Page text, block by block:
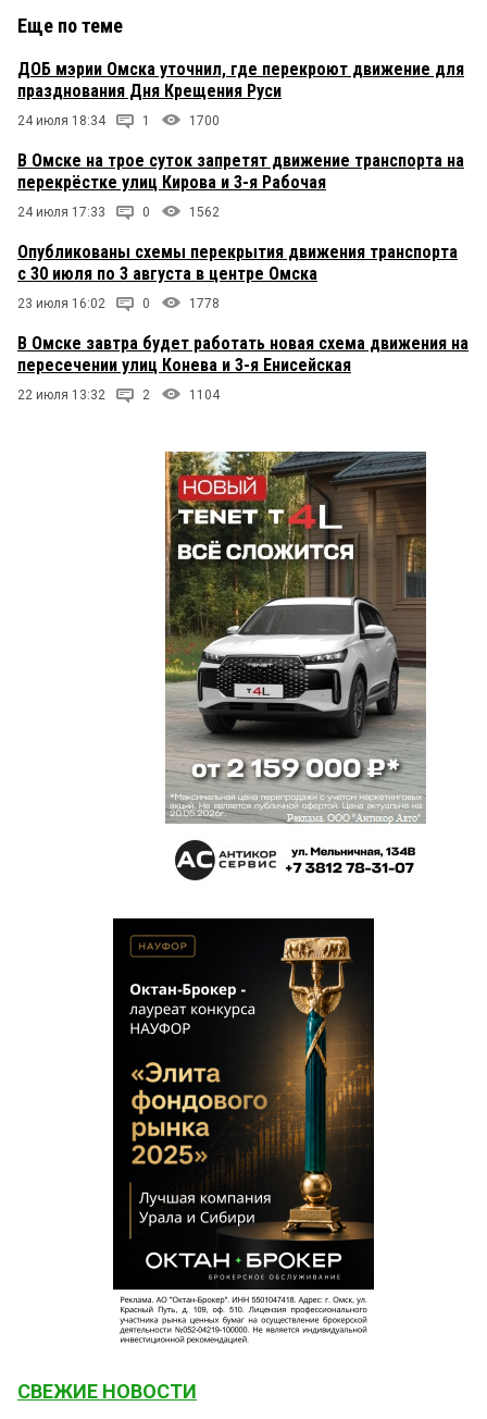
Еще по теме
ДОБ мэрии Омска уточнил, где перекроют движение для
празднования Дня Крещения Руси
24 июля 18:34 1 1700
В Омске на трое суток запретят движение транспорта на
перекрёстке улиц Кирова и 3-я Рабочая
24 июля 17:33 0 1562
Опубликованы схемы перекрытия движения транспорта
с 30 июля по 3 августа в центре Омска
23 июля 16:02 0 1778
В Омске завтра будет работать новая схема движения на
пересечении улиц Конева и 3-я Енисейская
22 июля 13:32 2 1104
СВЕЖИЕ НОВОСТИ